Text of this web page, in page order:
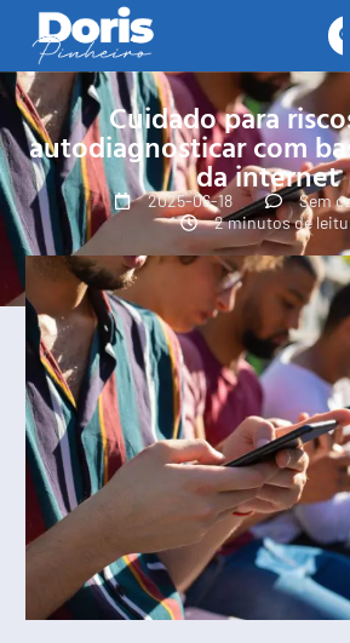
Cuidado para
autodiagnosticar com
da internet
2025-06-18
Sem
2 minutos de